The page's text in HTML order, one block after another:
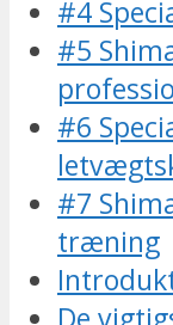
#4
#5
#6
#7
træning